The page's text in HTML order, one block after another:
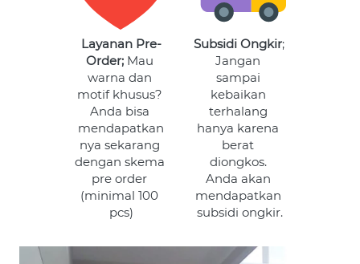
Layanan Pre-
Order; Mau
warna dan
motif khusus?
Anda bisa
mendapatkan
nya sekarang
dengan skema
pre order
(minimal 100
pcs)
Subsidi Ongkir;
Jangan
sampai
kebaikan
terhalang
hanya karena
berat
diongkos.
Anda akan
mendapatkan
subsidi ongkir.